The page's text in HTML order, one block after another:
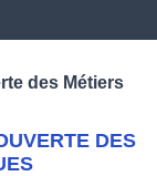
des Métiers
DES